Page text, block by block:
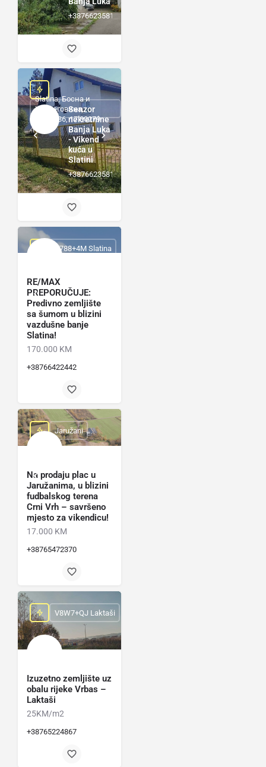
+38766235816
Senzor
nekretnine
Banja Luka
- Vikend
kuća u
Slatini
+38766235816
Slatina, Босна и
Херцеговина,
44.81586, 17.30279
RE/MAX
PREPORUČUJE:
Predivno zemljište
sa šumom u blizini
vazdušne banje
Slatina!
170.000 KM
+38766422442
R788+4M Slatina
Na prodaju plac u
Jaružanima, u blizini
fudbalskog terena
Crni Vrh – savršeno
mjesto za vikendicu!
17.000 KM
+38765472370
Jaružani
Izuzetno zemljište uz
obalu rijeke Vrbas –
Laktaši
25KM/m2
+38765224867
V8W7+QJ Laktaši